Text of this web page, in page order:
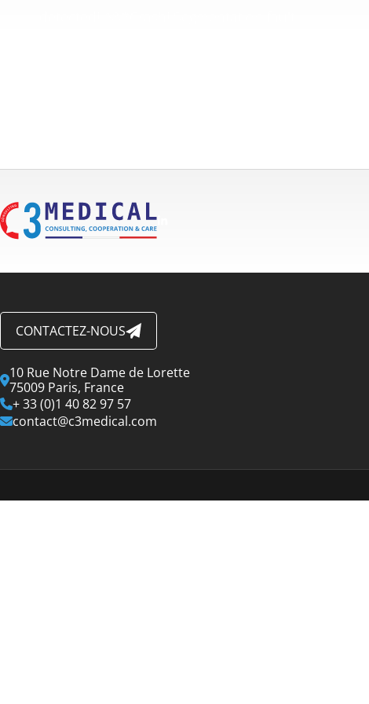
CONTACTEZ-NOUS
10 Rue Notre Dame de Lorette
75009 Paris, France
+ 33 (0)1 40 82 97 57
contact@c3medical.com